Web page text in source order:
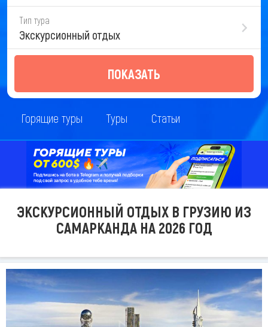
Тип тура
Экскурсионный отдых
ПОКАЗАТЬ
Горящие туры Туры Статьи
ЭКСКУРСИОННЫЙ ОТДЫХ В ГРУЗИЮ ИЗ
САМАРКАНДА НА 2026 ГОД